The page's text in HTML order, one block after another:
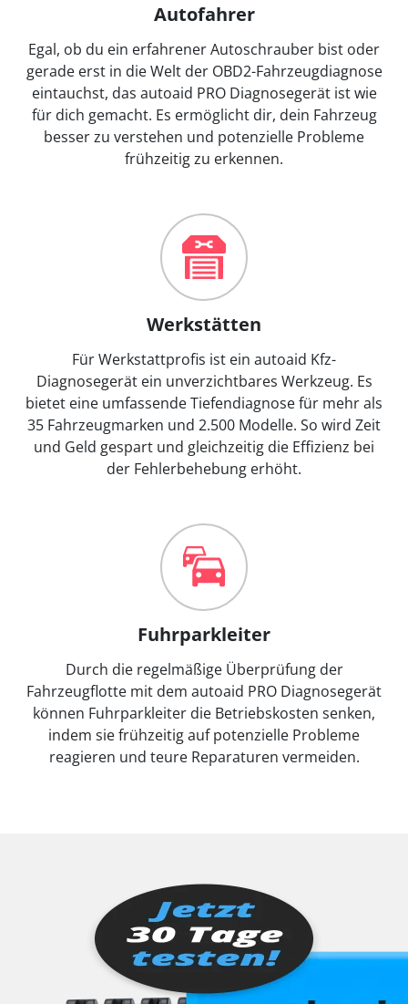
Autofahrer
Egal, ob du ein erfahrener Autoschrauber bist oder
gerade erst in die Welt der OBD2-Fahrzeugdiagnose
eintauchst, das autoaid PRO Diagnosegerät ist wie
für dich gemacht. Es ermöglicht dir, dein Fahrzeug
besser zu verstehen und potenzielle Probleme
frühzeitig zu erkennen.
Werkstätten
Für Werkstattprofis ist ein autoaid Kfz-
Diagnosegerät ein unverzichtbares Werkzeug. Es
bietet eine umfassende Tiefendiagnose für mehr als
35 Fahrzeugmarken und 2.500 Modelle. So wird Zeit
und Geld gespart und gleichzeitig die Effizienz bei
der Fehlerbehebung erhöht.
Fuhrparkleiter
Durch die regelmäßige Überprüfung der
Fahrzeugflotte mit dem autoaid PRO Diagnosegerät
können Fuhrparkleiter die Betriebskosten senken,
indem sie frühzeitig auf potenzielle Probleme
reagieren und teure Reparaturen vermeiden.